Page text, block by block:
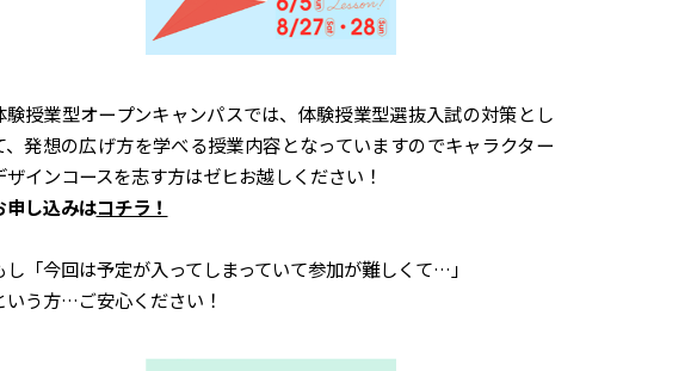
験授業型オープンキャンパスでは、体験授業型選抜入試の対策とし
、発想の広げ方を学べる授業内容となっていますのでキャラクター
ザインコースを志す方はゼヒお越しください！
申し込みはコチラ！
し「今回は予定が入ってしまっていて参加が難しくて…」
いう方…ご安心ください！